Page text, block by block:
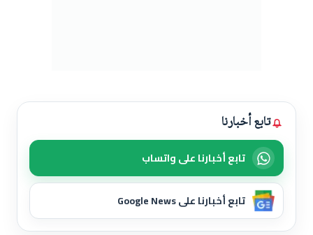
تابع أخبارنا
تابع أخبارنا على واتساب
تابع أخبارنا على Google News